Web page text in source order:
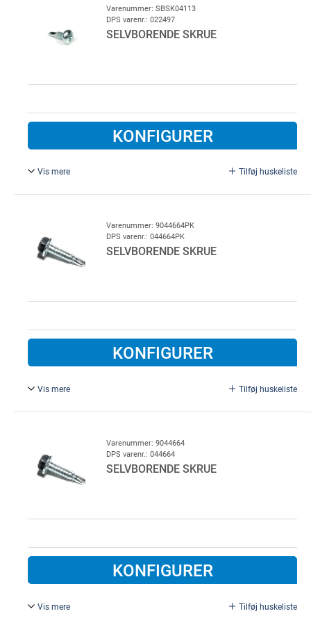
Varenummer: SBSK04113
DPS varenr.: 022497
SELVBORENDE SKRUE
KONFIGURER
Vis mere Tilføj huskeliste
4,8 x 13 mm, til fjederindlæg.
Varenummer: 9044664PK
DPS varenr.: 044664PK
SELVBORENDE SKRUE
KONFIGURER
Vis mere Tilføj huskeliste
6,3 x 25 mm, med borespids, 1250 st.
Varenummer: 9044664
DPS varenr.: 044664
SELVBORENDE SKRUE
KONFIGURER
Vis mere Tilføj huskeliste